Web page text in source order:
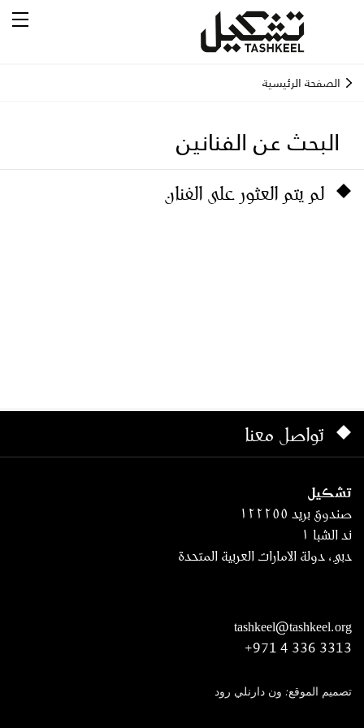
الصفحة الرئيسية
البحث عن الفنانين
لم يتم العثور على الفنان
تواصل معنا
تشكيل
صندوق بريد ١٢٢٢٥٥
ند الشبا ١
دبي، دولة الامارات العربية المتحدة
tashkeel@tashkeel.org
+971 4 336 3313
تصميم الموقع: ون دارنلي رود